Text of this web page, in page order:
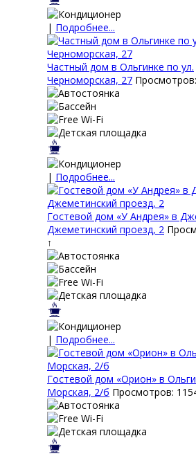
| Подробнее...
Частный дом в Ольгинке по ул.
Черноморская, 27
| Подробнее...
Гостевой дом «У Андрея» в
Джеметинский проезд, 2
↑
| Подробнее...
Гостевой дом «Орион» в
Морская, 2/б Просмотров: